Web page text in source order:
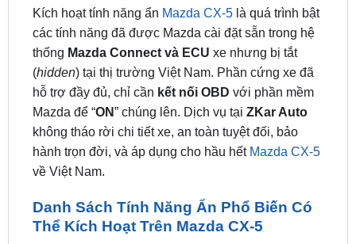
thốngMazda Connect và ECUxe nhưng bị tắt
(hidden) tại thị trường Việt Nam. Phần cứng xe đã
hỗ trợ đầy đủ, chỉ cầnkết nối OBD với phần mềm
Mazda để “ON ” chúng lên. Dịch vụ tạiZKar Auto
không tháo rời chi tiết xe, an toàn tuyệt đối, bảo
hành trọn đời, và áp dụng cho hầu hếtMazda CX-5
về Việt Nam.
Danh Sách Tính Năng Ẩn Phổ Biến Có
Dựa trên các mẫuMazda CX-5phổ biến tại Việt
Nam (2017-2025), dịch vụ tạiZKar Automở khóa